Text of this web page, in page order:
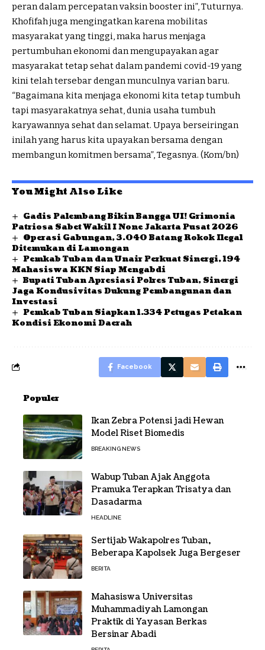
peran dalam percepatan vaksin booster ini”, Tuturnya.
Khofifah juga mengingatkan karena mobilitas
masyarakat yang tinggi, maka harus menjaga
pertumbuhan ekonomi dan mengupayakan agar
masyarakat tetap sehat dalam pandemi covid-19 yang
kini telah tersebar dengan munculnya varian baru.
“Bagaimana kita menjaga ekonomi kita tetap tumbuh
tapi masyarakatnya sehat, dunia usaha tumbuh
karyawannya sehat dan selamat. Upaya berseiringan
inilah yang harus kita upayakan bersama dengan
membangun komitmen bersama”, Tegasnya. (Kom/bn)
You Might Also Like
Gadis Palembang Bikin Bangga UI! Grimonia
Patriosa Sabet Wakil I None Jakarta Pusat 2026
Operasi Gabungan, 3.040 Batang Rokok Ilegal
Ditemukan di Lamongan
Pemkab Tuban dan Unair Perkuat Sinergi, 194
Mahasiswa KKN Siap Mengabdi
Bupati Tuban Apresiasi Polres Tuban, Sinergi
Jaga Kondusivitas Dukung Pembangunan dan
Investasi
Pemkab Tuban Siapkan 1.334 Petugas Petakan
Kondisi Ekonomi Daerah
Facebook
Populer
Ikan Zebra Potensi jadi Hewan
Model Riset Biomedis
BREAKING NEWS
Wabup Tuban Ajak Anggota
Pramuka Terapkan Trisatya dan
Dasadarma
HEADLINE
Sertijab Wakapolres Tuban,
Beberapa Kapolsek Juga Bergeser
BERITA
Mahasiswa Universitas
Muhammadiyah Lamongan
Praktik di Yayasan Berkas
Bersinar Abadi